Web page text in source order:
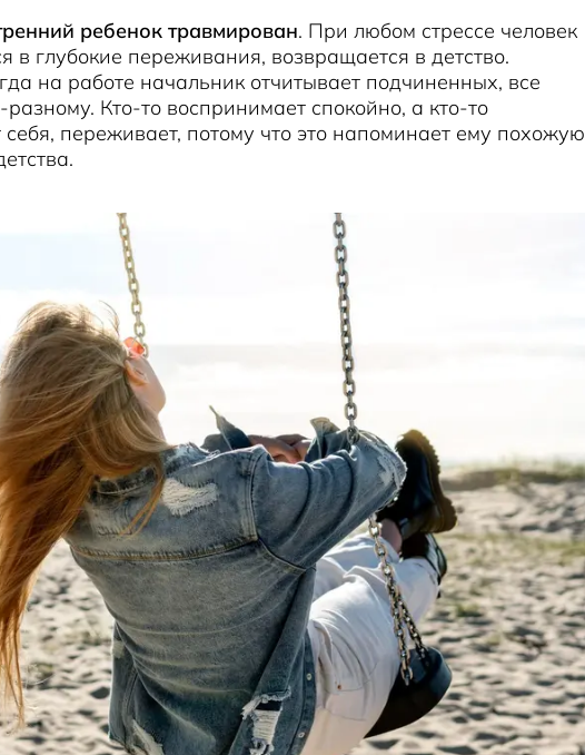
ребенок травмирован. При любом стрессе человек
в глубокие переживания, возвращается в детство.
на работе начальник отчитывает подчиненных, все
Кто-то воспринимает спокойно, а кто-то
себя, переживает, потому что это напоминает ему похожую